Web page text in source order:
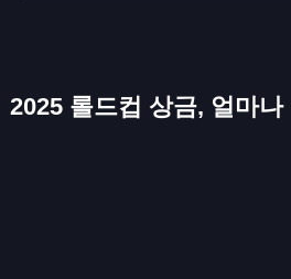
2025 롤드컵 상금, 얼마나